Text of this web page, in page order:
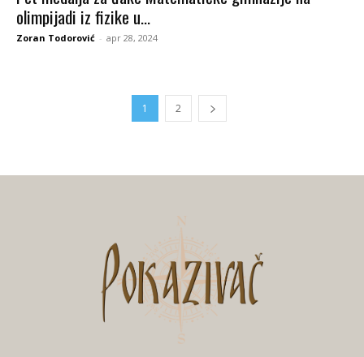
olimpijadi iz fizike u...
Zoran Todorović - apr 28, 2024
1 2